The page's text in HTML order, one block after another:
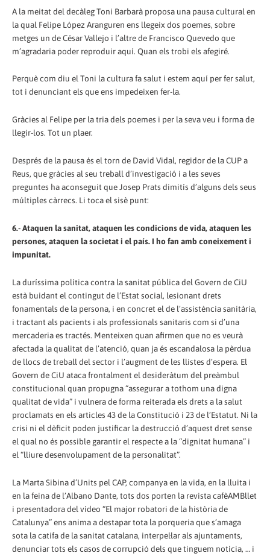
A la meitat del decàleg Toni Barbarà proposa una pausa cultural en
la qual Felipe López Aranguren ens llegeix dos poemes, sobre
metges un de César Vallejo i l’altre de Francisco Quevedo que
m’agradaria poder reproduir aquí. Quan els trobi els afegiré.
Perquè com diu el Toni la cultura fa salut i estem aquí per fer salut,
tot i denunciant els que ens impedeixen fer-la.
Gràcies al Felipe per la tria dels poemes i per la seva veu i forma de
llegir-los. Tot un plaer.
Després de la pausa és el torn de David Vidal, regidor de la CUP a
Reus, que gràcies al seu treball d’investigació i a les seves
preguntes ha aconseguit que Josep Prats dimitís d’alguns dels seus
múltiples càrrecs. Li toca el sisè punt:
6.- Ataquen la sanitat, ataquen les condicions de vida, ataquen les
persones, ataquen la societat i el país. I ho fan amb coneixement i
impunitat.
La duríssima política contra la sanitat pública del Govern de CiU
està buidant el contingut de l’Estat social, lesionant drets
fonamentals de la persona, i en concret el de l’assistència sanitària,
i tractant als pacients i als professionals sanitaris com si d’una
mercaderia es tractés. Menteixen quan afirmen que no es veurà
afectada la qualitat de l’atenció, quan ja és escandalosa la pèrdua
de llocs de treball del sector i l’augment de les llistes d’espera. El
Govern de CiU ataca frontalment el desideràtum del preàmbul
constitucional quan propugna “assegurar a tothom una digna
qualitat de vida” i vulnera de forma reiterada els drets a la salut
proclamats en els articles 43 de la Constitució i 23 de l’Estatut. Ni la
crisi ni el dèficit poden justificar la destrucció d’aquest dret sense
el qual no és possible garantir el respecte a la “dignitat humana” i
el “lliure desenvolupament de la personalitat”.
La Marta Sibina d’Units pel CAP, companya en la vida, en la lluita i
en la feina de l’Albano Dante, tots dos porten la revista cafèAMBllet
i presentadora del vídeo “El major robatori de la història de
Catalunya” ens anima a destapar tota la porqueria que s’amaga
sota la catifa de la sanitat catalana, interpel·lar als ajuntaments,
denunciar tots els casos de corrupció dels que tinguem notícia, … i